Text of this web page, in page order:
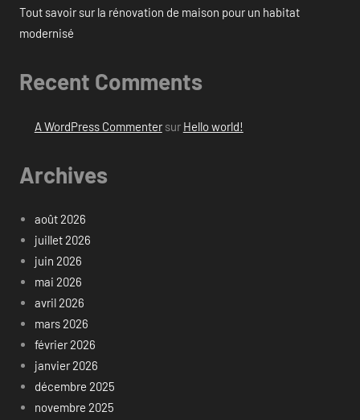
Tout savoir sur la rénovation de maison pour un habitat
modernisé
Recent Comments
A WordPress Commentersur Hello world!
Archives
août 2026
juillet 2026
juin 2026
mai 2026
avril 2026
mars 2026
février 2026
janvier 2026
décembre 2025
novembre 2025